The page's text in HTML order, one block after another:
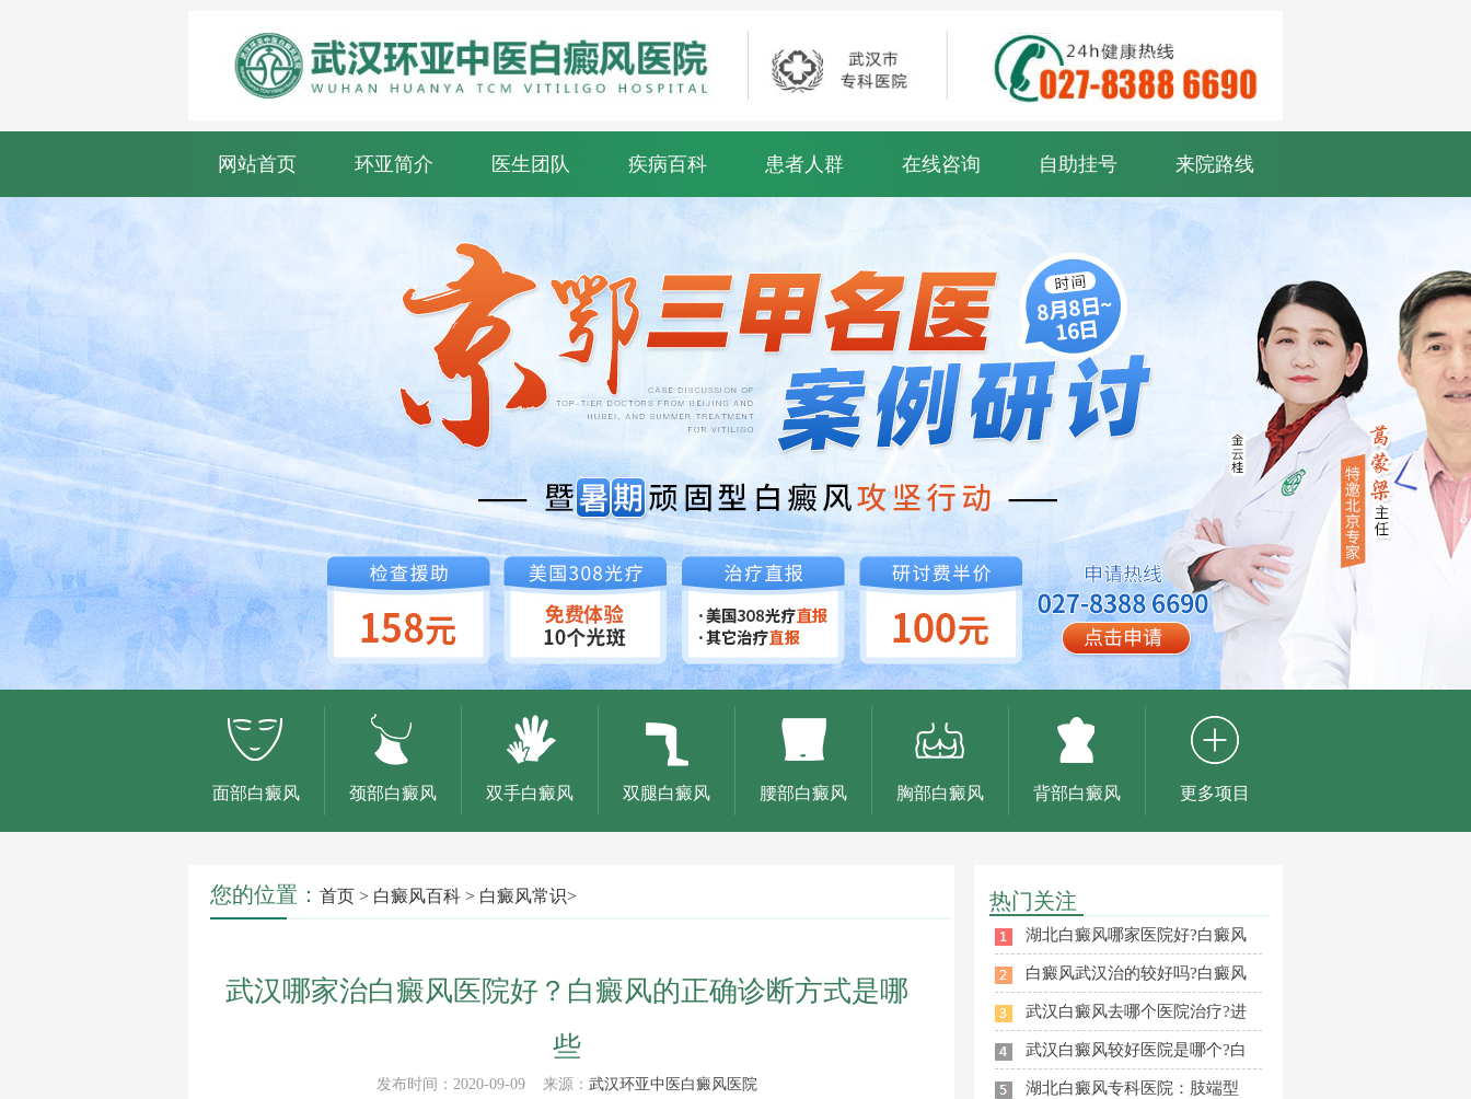
网站首页 环亚简介 医生团队 疾病百科 患者人群 在线咨询 自助挂号 来院路线
面部白癜风 颈部白癜风 双手白癜风 双腿白癜风 腰部白癜风 胸部白癜风 背部白癜风 更多项目
您的位置： 首页 > 白癜风百科 > 白癜风常识>
武汉哪家治白癜风医院好？白癜风的正确诊断方式是哪
些
发布时间：2020-09-09 来源： 武汉环亚中医白癜风医院
热门关注
湖北白癜风哪家医院好?白癜风
白癜风武汉治的较好吗?白癜风
武汉白癜风去哪个医院治疗?进
武汉白癜风较好医院是哪个?白
湖北白癜风专科医院：肢端型